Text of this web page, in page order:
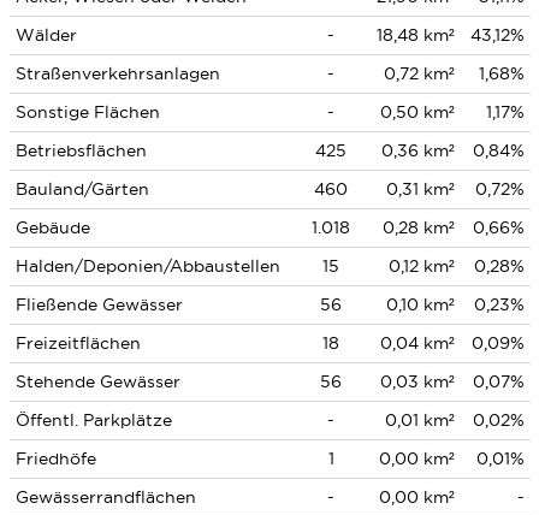
Wälder
- 18,48 km²
43,12%
Straßenverkehrsanlagen
- 0,72 km²
1,68%
Sonstige Flächen
- 0,50 km²
1,17%
Betriebsflächen
425 0,36 km²
0,84%
Bauland/Gärten
460 0,31 km²
0,72%
Gebäude
1.018 0,28 km²
0,66%
Halden/Deponien/Abbaustellen
15 0,12 km²
0,28%
Fließende Gewässer
56 0,10 km²
0,23%
Freizeitflächen
18 0,04 km²
0,09%
Stehende Gewässer
56 0,03 km²
0,07%
Öffentl. Parkplätze
- 0,01 km²
0,02%
Friedhöfe
1 0,00 km²
0,01%
Gewässerrandflächen
- 0,00 km²
-